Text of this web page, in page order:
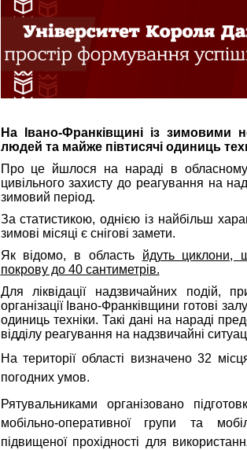
На Івано-Франківщині із зимовими
людей та майже півтисячі одиниць
Про це йшлося на нараді в
цивільного захисту до реагування на
зимовий період.
За статистикою, однією із найбільш
зимові місяці є снігові замети.
Як відомо, в область йдуть циклони,
покрову до 40 сантиметрів.
Для ліквідації надзвичайних подій,
організації Івано-Франківщини готові
одиниць техніки. Такі дані на нараді
відділу реагування на надзвичайні
На території області визначено 32
погодних умов.
Рятувальниками організовано
мобільно-оперативної групи та
підвищеної прохідності для